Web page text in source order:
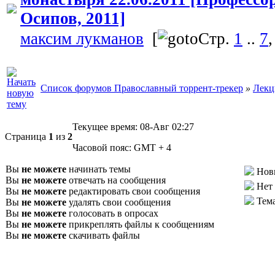
Осипов, 2011]
максим лукманов [ Стр. 1 .. 7
Список форумов Православный торрент-трекер »
Страница 1 из 2
Текущее время: 08-Авг 02:27
Часовой пояс: GMT + 4
Вы не можете начинать темы
Вы не можете отвечать на сообщения
Вы не можете редактировать свои сообщения
Вы не можете удалять свои сообщения
Вы не можете голосовать в опросах
Вы не можете прикреплять файлы к сообщениям
Вы не можете скачивать файлы
Нет